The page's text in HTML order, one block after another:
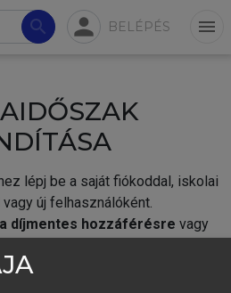
search person BELÉPÉS menu
lépj be a saját fiókoddal, iskolai
új felhasználóként.
díjmentes hozzáférésre vagy